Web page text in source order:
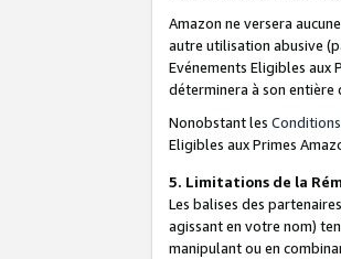
Amazon ne versera
autre utilisation abusive
Evénements Eligibles aux
déterminera à son entière
Nonobstant les
Eligibles aux Primes
5. Limitations de la
Les balises des
agissant en votre nom)
manipulant ou en